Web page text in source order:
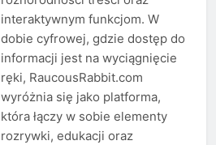
interaktywnym funkcjom. W
dobie cyfrowej, gdzie dostęp do
informacji jest na wyciągnięcie
ręki, RaucousRabbit.com
wyróżnia się jako platforma,
która łączy w sobie elementy
rozrywki, edukacji oraz